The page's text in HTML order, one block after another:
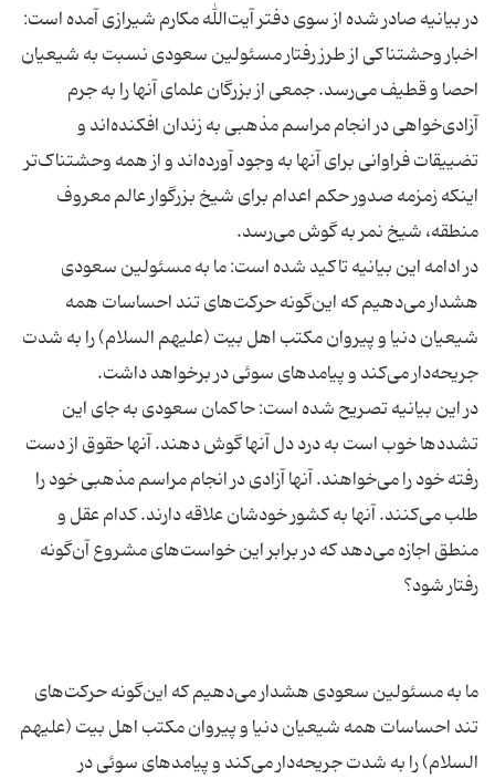
در بیانیه صادر شده از سوی دفتر آیت‌الله مکارم شیرازی آمده است:
اخبار وحشتناکى از طرز رفتار مسئولین سعودى نسبت به شیعیان
احصا و قطیف مى‌رسد. جمعى از بزرگان علماى آنها را به جرم
آزادى‌خواهى در انجام مراسم مذهبى به زندان افکنده‌اند و
تضییقات فراوانى براى آنها به وجود آورده‌اند و از همه وحشتناک‌تر
اینکه زمزمه صدور حکم اعدام براى شیخ بزرگوار عالم معروف
در ادامه این بیانیه تاکید شده است: ما به مسئولین سعودى
هشدار مى‌دهیم که این‌گونه حرکت‌هاى تند احساسات همه
شیعیان دنیا و پیروان مکتب اهل بیت (علیهم السلام) را به شدت
در این بیانیه تصریح شده است: ‌حاکمان سعودى به جاى این
تشددها خوب است به درد دل آنها گوش دهند. آنها حقوق از دست
رفته خود را مى‌خواهند. آنها آزادى در انجام مراسم مذهبى خود را
طلب مى‌کنند. آنها به کشور خودشان علاقه دارند. کدام عقل و
منطق اجازه مى‌دهد که در برابر این خواست‌هاى مشروع آن‌گونه
ما به مسئولین سعودى هشدار مى‌دهیم که این‌گونه حرکت‌هاى
تند احساسات همه شیعیان دنیا و پیروان مکتب اهل بیت (علیهم
السلام) را به شدت جریحه‌دار مى‌کند و پیامدهاى سوئى در